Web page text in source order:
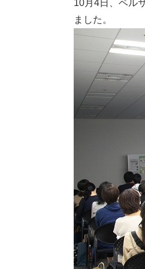
10月4日、ベル
ました。